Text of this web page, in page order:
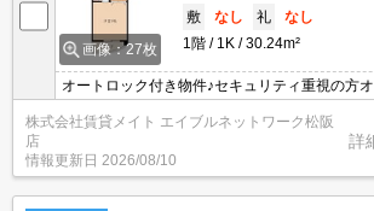
画像：27枚
敷
なし 礼
なし
1階
1K 30.24m²
オートロック付き物件♪セキュリティ重視の方オ
く見る・ゲームをよくやる方にオススメ！携帯
ならないネット無料物件です◎
株式会社賃貸メイト エイブルネットワーク松阪
店
情報更新日 2026/08/10
詳